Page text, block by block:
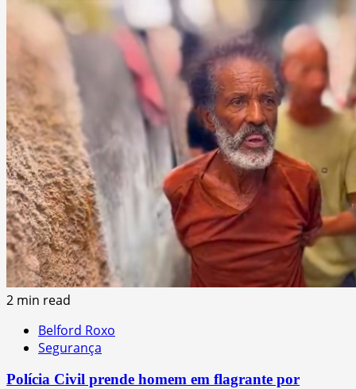
2 min read
Belford Roxo
Segurança
Polícia Civil prende homem em flagrante por